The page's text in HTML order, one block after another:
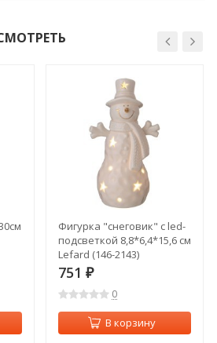
Фигурка "снеговик" с led-
подсветкой 8,8*6,4*15,6 см
Lefard (146-2143)
751 ₽
0
В корзину